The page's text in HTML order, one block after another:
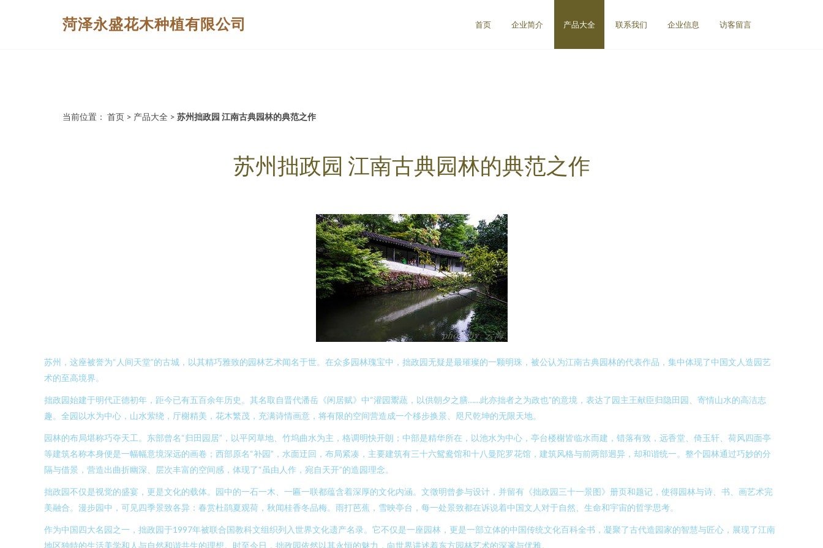
菏泽永盛花木种植有限公司 首页 企业简介 产品大全 联系我们 企业信息 访客留言
当前位置： 首页 > 产品大全 > 苏州拙政园 江南古典园林的典范之作
苏州拙政园 江南古典园林的典范之作
苏州，这座被誉为“人间天堂”的古城，以其精巧雅致的园林艺术闻名于世。在众多园林瑰宝中，拙政园无疑是最璀璨的一颗明珠，被公认为江南古典园林的代表作品，集中体现了中国文人造园艺
术的至高境界。
拙政园始建于明代正德初年，距今已有五百余年历史。其名取自晋代潘岳《闲居赋》中“灌园鬻蔬，以供朝夕之膳……此亦拙者之为政也”的意境，表达了园主王献臣归隐田园、寄情山水的高洁志
趣。全园以水为中心，山水萦绕，厅榭精美，花木繁茂，充满诗情画意，将有限的空间营造成一个移步换景、咫尺乾坤的无限天地。
园林的布局堪称巧夺天工。东部曾名“归田园居”，以平冈草地、竹坞曲水为主，格调明快开朗；中部是精华所在，以池水为中心，亭台楼榭皆临水而建，错落有致，远香堂、倚玉轩、荷风四面亭
等建筑名称本身便是一幅幅意境深远的画卷；西部原名“补园”，水面迂回，布局紧凑，主要建筑有三十六鸳鸯馆和十八曼陀罗花馆，建筑风格与前两部迥异，却和谐统一。整个园林通过巧妙的分
隔与借景，营造出曲折幽深、层次丰富的空间感，体现了“虽由人作，宛自天开”的造园理念。
拙政园不仅是视觉的盛宴，更是文化的载体。园中的一石一木、一匾一联都蕴含着深厚的文化内涵。文徵明曾参与设计，并留有《拙政园三十一景图》册页和题记，使得园林与诗、书、画艺术完
美融合。漫步园中，可见四季景致各异：春赏杜鹃夏观荷，秋闻桂香冬品梅。雨打芭蕉，雪映亭台，每一处景致都在诉说着中国文人对于自然、生命和宇宙的哲学思考。
作为中国四大名园之一，拙政园于1997年被联合国教科文组织列入世界文化遗产名录。它不仅是一座园林，更是一部立体的中国传统文化百科全书，凝聚了古代造园家的智慧与匠心，展现了江南
地区独特的生活美学和人与自然和谐共生的理想。时至今日，拙政园依然以其永恒的魅力，向世界讲述着东方园林艺术的深邃与优雅。